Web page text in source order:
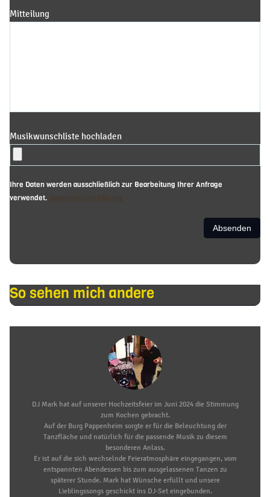
Mitteilung
Musikwunschliste hochladen
Ihre Daten werden ausschließlich zur Bearbeitung Ihrer Anfrage
verwendet.
So sehen mich andere
DJ Mark hat auf unserer Hochzeitsfeier im Juni 2024 die Stimmung
zum Kochen gebracht.
Auf der Burg Pappenheim sorgte er für die Beleuchtung der
Tanzfläche und natürlich für die passende Musik zu diesem
besonderen Anlass.
Er ist auf die sich wechselnde Feieratmosphäre eingegangen, vom
entspannten Abendessen bis zum ausgelassenen Tanzen zu
späterer Stunde. Mark hat Wünsche erfüllt und unsere
Lieblingssongs geschickt ins DJ-Set eingebunden.